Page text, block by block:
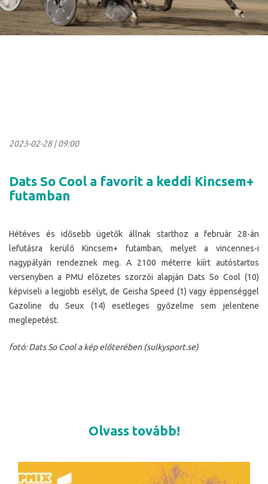
2023-02-28|09:00
Dats So Cool a favorit a keddi Kincsem+
futamban
Hétéves és idősebb ügetők állnak starthoz a február 28-án
lefutásra kerülő Kincsem+ futamban, melyet a vincennes-i
nagypályán rendeznek meg. A 2100 méterre kiírt autóstartos
versenyben a PMU előzetes szorzói alapján Dats So Cool (10)
képviseli a legjobb esélyt, de Geisha Speed (1) vagy éppenséggel
Gazoline du Seux (14) esetleges győzelme sem jelentene
meglepetést.
fotó: Dats So Cool a kép előterében (sulkysport.se)
Olvass tovább!